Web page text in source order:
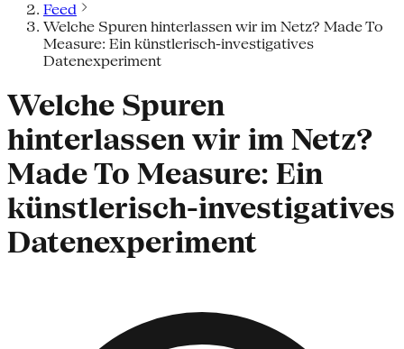
Feed
Welche Spuren hinterlassen wir im Netz? Made To
Measure: Ein künstlerisch-investigatives
Datenexperiment
Welche Spuren
hinterlassen wir im Netz?
Made To Measure: Ein
künstlerisch-investigatives
Datenexperiment